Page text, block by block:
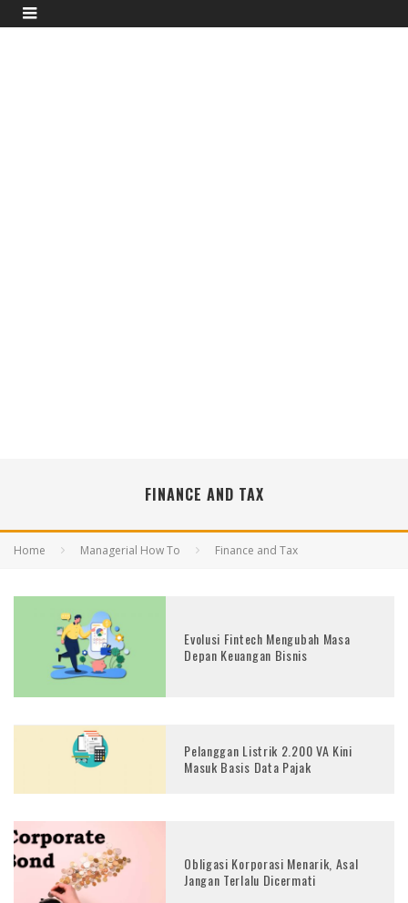
FINANCE AND TAX
Home Managerial How To Finance and Tax
Evolusi Fintech Mengubah Masa
Depan Keuangan Bisnis
Pelanggan Listrik 2.200 VA Kini
Masuk Basis Data Pajak
Obligasi Korporasi Menarik, Asal
Jangan Terlalu Dicermati